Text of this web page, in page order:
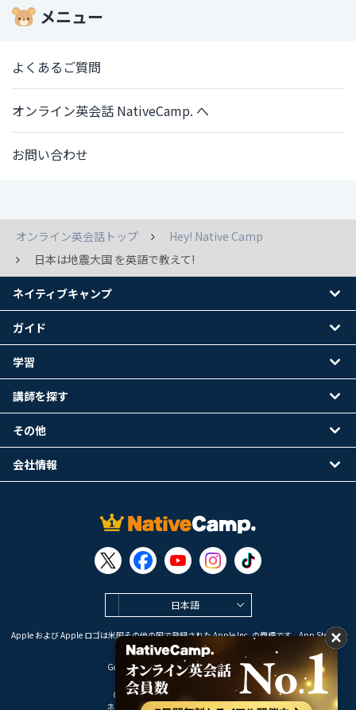
メニュー
よくあるご質問
オンライン英会話 NativeCamp. へ
お問い合わせ
オンライン英会話トップ
Hey! Native Camp
日本は地震大国 を英語で教えて!
日本語
Apple および Apple ロゴは米国その他の国で登録された Apple Inc. の商標です。App Store は
Apple Inc. のサービスマークです。
Google Play は Google LLC の商標です。
Copyright © 2026 オンライン英会話
ネイティブキャンプ All Rights Reserved.
ネイティブキャンプ
ガイド
学習
講師を探す
その他
会社情報